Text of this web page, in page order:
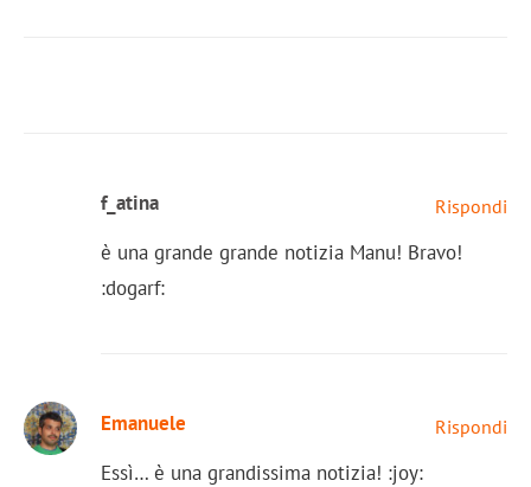
f_atina Rispondi
è una grande grande notizia Manu! Bravo!
:dogarf:
Emanuele Rispondi
Essì… è una grandissima notizia! :joy: